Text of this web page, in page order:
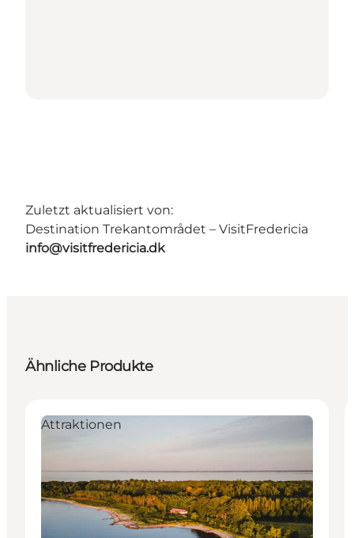
Zuletzt aktualisiert von:
Destination Trekantområdet – VisitFredericia
info@visitfredericia.dk
Ähnliche Produkte
Attraktionen